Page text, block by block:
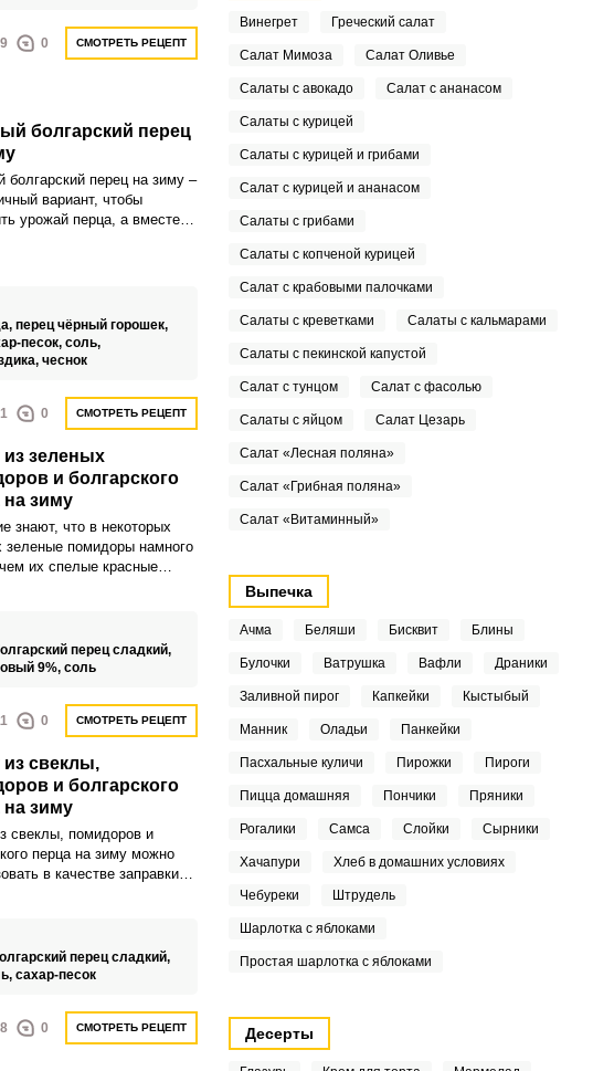
0 СМОТРЕТЬ РЕЦЕПТ
болгарский перец
болгарский перец на зиму –
вариант, чтобы
урожай перца, а вместе с
Такой перец может
как
закуска.
перец чёрный горошек,
песок, соль,
чеснок
0 СМОТРЕТЬ РЕЦЕПТ
из зеленых
и болгарского
на зиму
знают, что в некоторых
зеленые помидоры намного
их спелые красные
перец сладкий,
9%, соль
0 СМОТРЕТЬ РЕЦЕПТ
из свеклы,
и болгарского
на зиму
свеклы, помидоров и
перца на зиму можно
в качестве заправки
рецептом с вами.
перец сладкий,
сахар-песок
0 СМОТРЕТЬ РЕЦЕПТ
Винегрет Греческий салат
Салат Мимоза Салат Оливье
Салаты с авокадо Салат с ананасом
Салаты с курицей
Салаты с курицей и грибами
Салат с курицей и ананасом
Салаты с грибами
Салаты с копченой курицей
Салат с крабовыми палочками
Салаты с креветками Салаты с кальмарами
Салаты с пекинской капустой
Салат с тунцом Салат с фасолью
Салаты с яйцом Салат Цезарь
Салат «Лесная поляна»
Салат «Грибная поляна»
Салат «Витаминный»
Выпечка
Ачма Беляши Бисквит Блины
Булочки Ватрушка Вафли Драники
Заливной пирог Капкейки Кыстыбый
Манник Оладьи Панкейки
Пасхальные куличи Пирожки Пироги
Пицца домашняя Пончики Пряники
Рогалики Самса Слойки Сырники
Хачапури Хлеб в домашних условиях
Чебуреки Штрудель
Шарлотка с яблоками
Простая шарлотка с яблоками
Десерты